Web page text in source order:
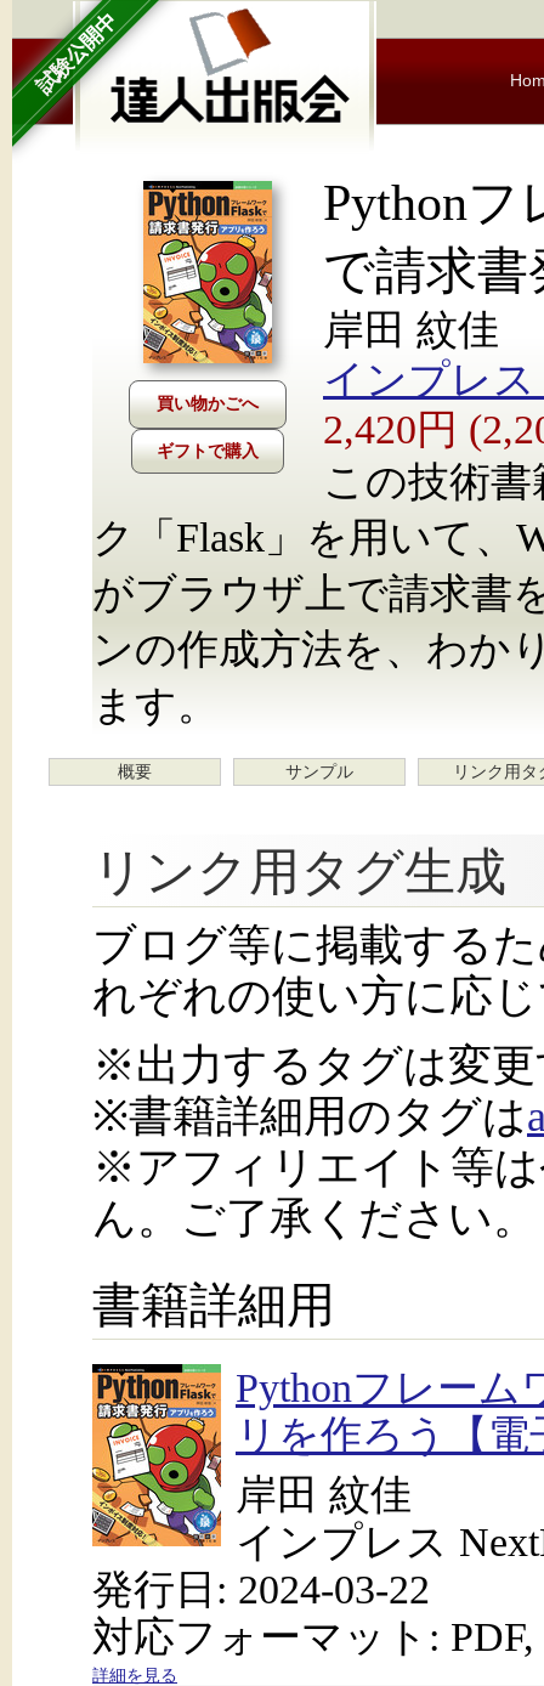
試験公開中
ギフトで購入
Pythonフ
で請求
岸田 紋佳
インプレス
2,420円
この技術
ク「Flask」を用いて、
がブラウザ上で請求書
ンの作成方法を、わか
ます。
概要 サンプル リンク用タ
リンク用タグ生成
ブログ等に掲載する
れぞれの使い方に応
※出力するタグは変
※書籍詳細用のタグは
※アフィリエイト等
ん。ご了承ください。
書籍詳細用
Pythonフレーム
リを作ろう【電
岸田 紋佳
インプレス
発行日: 2024-03-22
対応フォーマット: PDF,
詳細を見る